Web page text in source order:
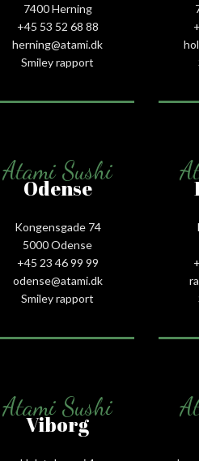
7400 Herning
+45 53 52 68 88
herning@atami.dk
Smiley rapport
Atami Sushi
Odense
Kongensgade 74
5000 Odense
+45 23 46 99 99
odense@atami.dk
Smiley rapport
Atami Sushi
Viborg